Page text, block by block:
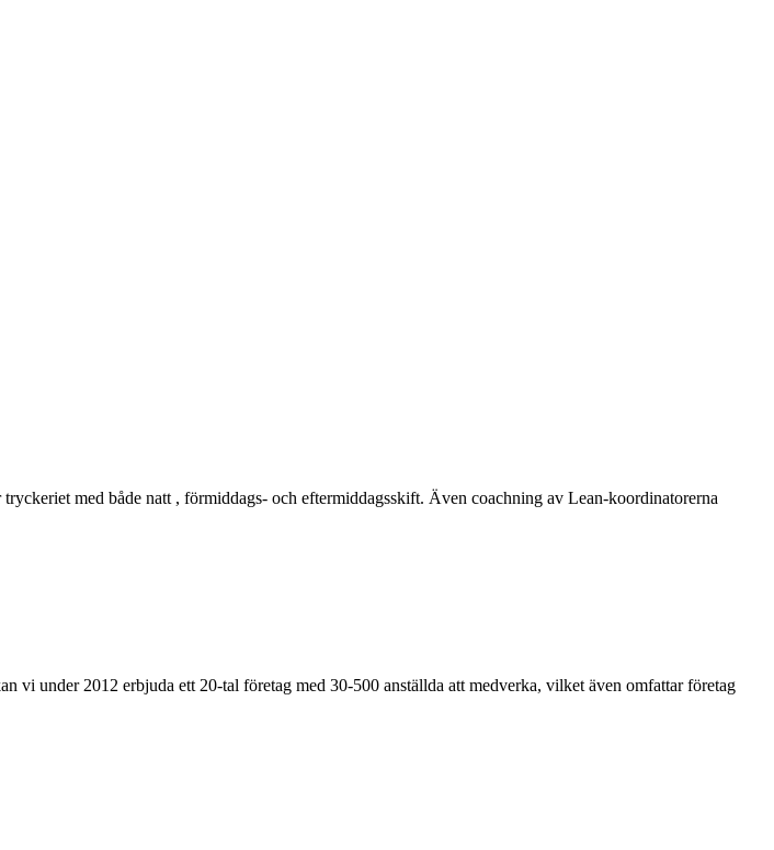
med både natt , förmiddags- och eftermiddagsskift. Även coachning av Lean-koordinatorerna
under 2012 erbjuda ett 20-tal företag med 30-500 anställda att medverka, vilket även omfattar företag